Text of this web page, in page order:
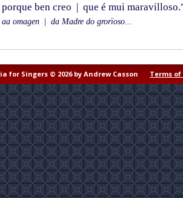
ben creo | que é mui
omagen da Madre do grorïoso...
for Singers © 2026 by Andrew Casson Terms of